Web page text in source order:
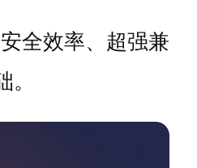
全效率、超强兼